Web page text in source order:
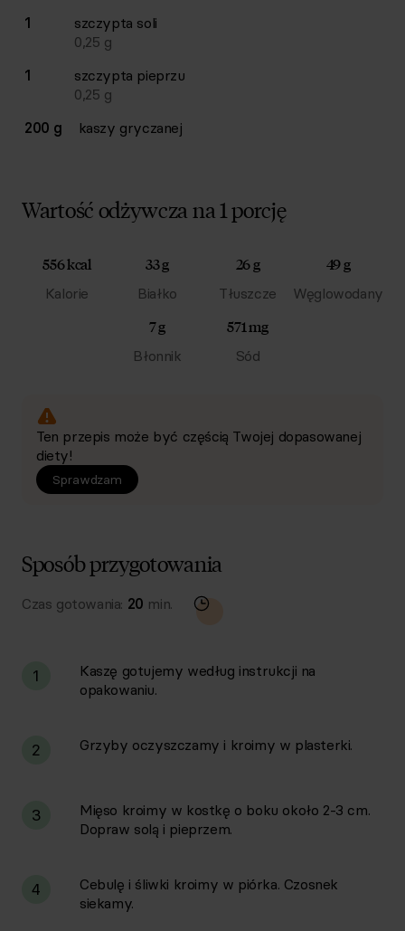
1
szczypta soli
0,25 g
1
szczypta pieprzu
0,25 g
200 g
kaszy gryczanej
Wartość odżywcza na 1 porcję
556 kcal
Kalorie
33 g
Białko
26 g
Tłuszcze
49 g
Węglowodany
7 g
Błonnik
571 mg
Sód
Ten przepis może być częścią Twojej dopasowanej
diety!
Sprawdzam
Sposób przygotowania
Czas gotowania: 20 min.
1
Kaszę gotujemy według instrukcji na
opakowaniu.
2 Grzyby oczyszczamy i kroimy w plasterki.
3
Mięso kroimy w kostkę o boku około 2-3 cm.
Dopraw solą i pieprzem.
4
Cebulę i śliwki kroimy w piórka. Czosnek
siekamy.